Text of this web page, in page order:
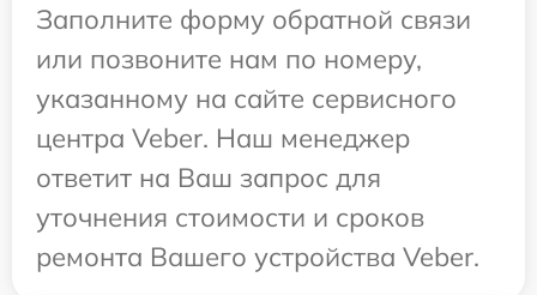
Заполните форму обратной связи
или позвоните нам по номеру,
указанному на сайте сервисного
центра Veber. Наш менеджер
ответит на Ваш запрос для
уточнения стоимости и сроков
ремонта Вашего устройства Veber.